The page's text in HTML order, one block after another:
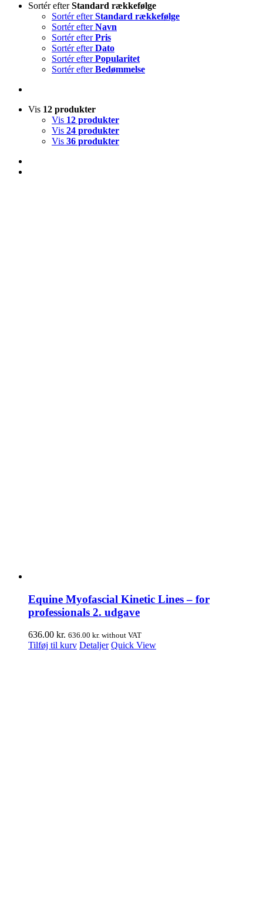
Sortér efterStandard rækkefølge
Sortér efterStandard rækkefølge
Sortér efterNavn
Sortér efterPris
Sortér efterDato
Sortér efterPopularitet
Sortér efterBedømmelse
Vis 12 produkter
Vis 12 produkter
Vis 24 produkter
Vis 36 produkter
Equine Myofascial Kinetic Lines – for
professionals 2. udgave
636.00 kr. 636.00 kr. without VAT
Tilføj til kurv Detaljer Quick View